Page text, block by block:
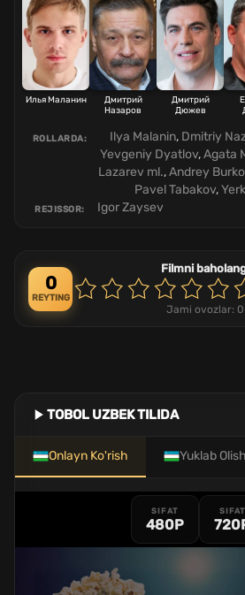
Илья Маланин
Дмитрий
Назаров
Дмитрий
Дюжев
ROLLARDA: Ilya Malanin, Dmitriy
Yevgeniy Dyatlov,Agata
Lazarev ml.,Andrey
Pavel Tabakov,
REJISSOR: Igor Zaysev
0
REYTING
Filmni
Jami ovozlar: 0
TOBOL UZBEK TILIDA
Onlayn Ko'rish Yuklab Olish
SIFAT
480P
SIFAT